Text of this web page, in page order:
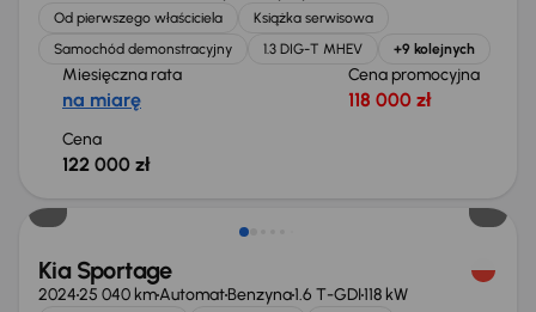
Od pierwszego właściciela
Książka serwisowa
Samochód demonstracyjny
1.3 DIG-T MHEV +9 kolejnych
Miesięczna rata
na miarę
Cena promocyjna
118 000 zł
Cena
122 000 zł
Kia Sportage
202425 040 kmAutomatBenzyna1.6 T-GDI118 kW